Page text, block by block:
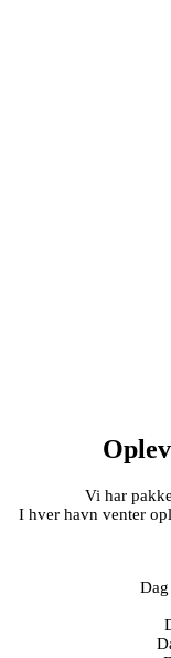
Vi har
I hver havn venter